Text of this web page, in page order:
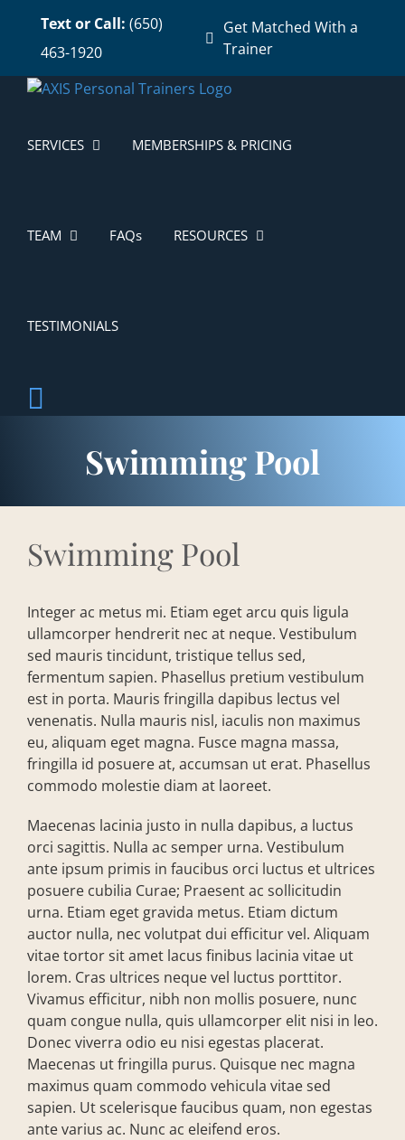
content
Text or Call: (650)
463-1920
Get Matched With a
Trainer
SERVICES MEMBERSHIPS & PRICING
TEAM FAQs RESOURCES
TESTIMONIALS
Swimming Pool
Swimming Pool
Integer ac metus mi. Etiam eget arcu quis ligula
ullamcorper hendrerit nec at neque. Vestibulum
sed mauris tincidunt, tristique tellus sed,
fermentum sapien. Phasellus pretium vestibulum
est in porta. Mauris fringilla dapibus lectus vel
venenatis. Nulla mauris nisl, iaculis non maximus
eu, aliquam eget magna. Fusce magna massa,
fringilla id posuere at, accumsan ut erat. Phasellus
commodo molestie diam at laoreet.
Maecenas lacinia justo in nulla dapibus, a luctus
orci sagittis. Nulla ac semper urna. Vestibulum
ante ipsum primis in faucibus orci luctus et ultrices
posuere cubilia Curae; Praesent ac sollicitudin
urna. Etiam eget gravida metus. Etiam dictum
auctor nulla, nec volutpat dui efficitur vel. Aliquam
vitae tortor sit amet lacus finibus lacinia vitae ut
lorem. Cras ultrices neque vel luctus porttitor.
Vivamus efficitur, nibh non mollis posuere, nunc
quam congue nulla, quis ullamcorper elit nisi in leo.
Donec viverra odio eu nisi egestas placerat.
Maecenas ut fringilla purus. Quisque nec magna
maximus quam commodo vehicula vitae sed
sapien. Ut scelerisque faucibus quam, non egestas
ante varius ac. Nunc ac eleifend eros.